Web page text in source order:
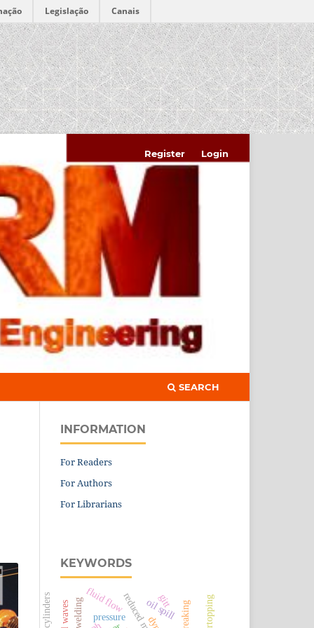
Legislação Canais
SEARCH
Register Login
INFORMATION
For Readers
For Authors
For Librarians
KEYWORDS
pressure oil spill
fluid flow gitt